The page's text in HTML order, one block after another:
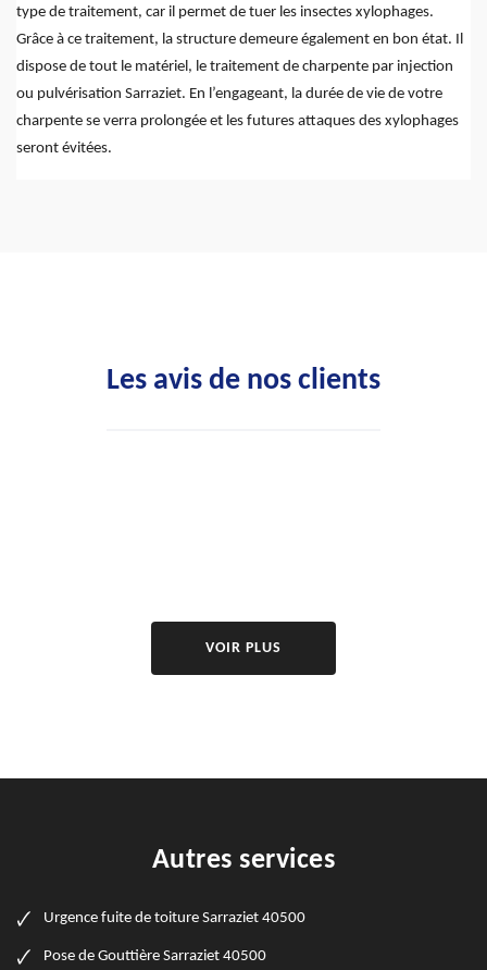
type de traitement, car il permet de tuer les insectes xylophages.
Grâce à ce traitement, la structure demeure également en bon état. Il
dispose de tout le matériel, le traitement de charpente par injection
ou pulvérisation Sarraziet. En l’engageant, la durée de vie de votre
charpente se verra prolongée et les futures attaques des xylophages
seront évitées.
Les avis de nos clients
VOIR PLUS
Autres services
Urgence fuite de toiture Sarraziet 40500
Pose de Gouttière Sarraziet 40500